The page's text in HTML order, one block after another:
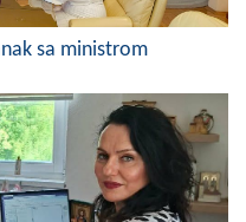
sa ministrom